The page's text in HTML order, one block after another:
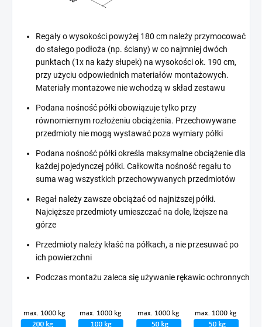
Regały o wysokości powyżej 180 cm należy przymocować
do stałego podłoża (np. ściany) w co najmniej dwóch
punktach (1x na każy słupek) na wysokości ok. 190 cm,
przy użyciu odpowiednich materiałów montażowych.
Materiały montażowe nie wchodzą w skład zestawu
Podana nośność półki obowiązuje tylko przy
równomiernym rozłożeniu obciążenia. Przechowywane
przedmioty nie mogą wystawać poza wymiary półki
Podana nośność półki określa maksymalne obciążenie dla
każdej pojedynczej półki. Całkowita nośność regału to
suma wag wszystkich przechowywanych przedmiotów
Regał należy zawsze obciążać od najniższej półki.
Najcięższe przedmioty umieszczać na dole, lżejsze na
górze
Przedmioty należy kłaść na półkach, a nie przesuwać po
ich powierzchni
Podczas montażu zaleca się używanie rękawic ochronnych